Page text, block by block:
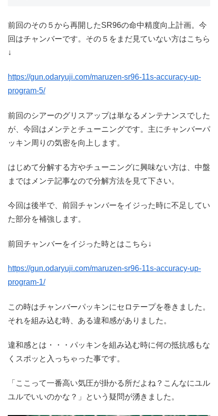
前回のその５から再開したSR96の命中精度向上計画。今
回はチャンバーです。その５をまだ見ていない方はこちら
↓
https://gun.odaryuji.com/maruzen-sr96-11s-accuracy-up-
program-5/
前回のシアーのグリスアップは単なるメンテナンスでした
が、今回はメンテとチューニングです。主にチャンバーパ
ッキン周りの気密を向上します。
はじめて分解する方やチューニングに興味ない方は、中盤
まではメンテ記事なので分解方法を見て下さい。
今回は後半で、前回チャンバーをイジった時に不足してい
た部分を補強します。
前回チャンバーをイジった時とはこちら↓
https://gun.odaryuji.com/maruzen-sr96-11s-accuracy-up-
program-1/
この時はチャンバーパッキンにセロテープを巻きました。
それを組み込む時、ある違和感がありました。
違和感とは・・・パッキンを組み込む時に何の抵抗感もな
くスポッと入っちゃった事です。
「ここって一番高い気圧が掛かる所だよね？こんなにユル
ユルでいいのかな？」という疑問が湧きました。